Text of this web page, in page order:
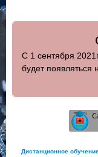
С 1 сентября
будет
Дистанционное